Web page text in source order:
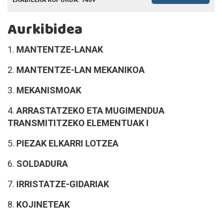
Aurkibidea
1. MANTENTZE-LANAK
2. MANTENTZE-LAN MEKANIKOA
3. MEKANISMOAK
4. ARRASTATZEKO ETA MUGIMENDUA
TRANSMITITZEKO ELEMENTUAK I
5. PIEZAK ELKARRI LOTZEA
6. SOLDADURA
7. IRRISTATZE-GIDARIAK
8. KOJINETEAK